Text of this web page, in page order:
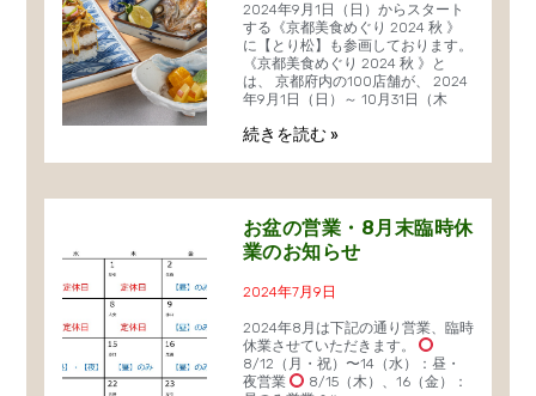
2024年9月1日（日）からスタート
する《京都美食めぐり 2024 秋 》
に【とり松】も参画しております。
《京都美食めぐり 2024 秋 》と
は、 京都府内の100店舗が、 2024
年9月1日（日）～ 10月31日（木
続きを読む »
お盆の営業・8月末臨時休
業のお知らせ
2024年7月9日
2024年8月は下記の通り営業、臨時
休業させていただきます。
8/12（月・祝）〜14（水）：昼・
夜営業
8/15（木）、16（金）：